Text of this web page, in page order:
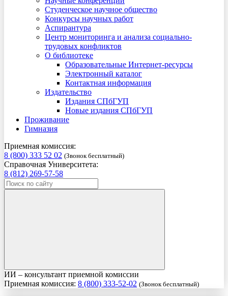
Студенческое научное общество
Конкурсы научных работ
Аспирантура
Центр мониторинга и анализа социально-
трудовых конфликтов
О библиотеке
Образовательные Интернет-ресурсы
Электронный каталог
Контактная информация
Издательство
Издания СПбГУП
Новые издания СПбГУП
Проживание
Гимназия
Приемная комиссия:
8 (800) 333 52 02 (Звонок бесплатный)
Справочная Университета:
8 (812) 269-57-58
ИИ – консультант приемной комиссии
Приемная комиссия: 8 (800) 333-52-02 (Звонок бесплатный)